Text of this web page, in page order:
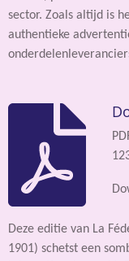
sector. Zoals altijd is
authentieke
Deze editie van La
1901) schetst een